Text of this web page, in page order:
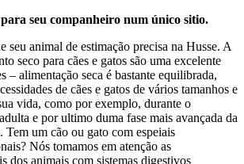
seu companheiro num único sitio.
seu animal de estimação precisa na Husse. A
seco para cães e gatos são uma excelente
– alimentação seca é bastante equilibrada,
de cães e gatos de vários tamanhos e
vida, como por exemplo, durante o
e por ultimo duma fase mais avançada da
Tem um cão ou gato com espeiais
Nós tomamos em atenção as
dos animais com sistemas digestivos